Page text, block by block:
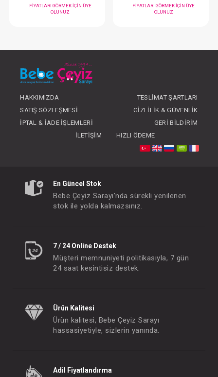
Takım ... I Love My
HAKKIMIZDA
TESLIMAT ŞARTLARI
SATIŞ SÖZLEŞMESI
GIZLILIK & GÜVENLIK
İPTAL & İADE İŞLEMLERI
GERI BILDIRIM
İLETIŞIM
HIZLI ÖDEME
En Güncel Stok
Bebe Çeyiz Sarayı'nda sürekli yenilenen
stok ile yolda kalmazsınız.
7 / 24 Online Destek
Müşteri memnuniyeti politikasıyla, 7 gün
24 saat kesintisiz destek.
Ürün Kalitesi
Ürün kalitesi, Bebe Çeyiz Sarayı
hassasiyetiyle, sizlerin yanında.
Adil Fiyatlandırma